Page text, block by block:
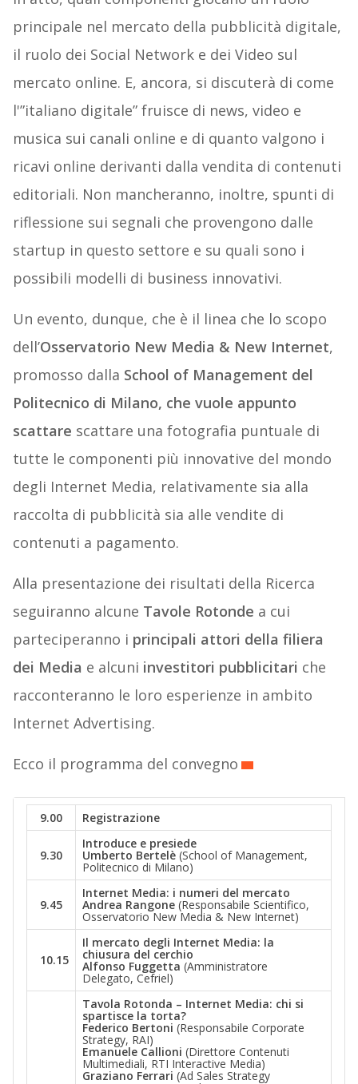
principale nel mercato della pubblicità digitale,
il ruolo dei Social Network e dei Video sul
mercato online. E, ancora, si discuterà di come
l'”italiano digitale” fruisce di news, video e
musica sui canali online e di quanto valgono i
ricavi online derivanti dalla vendita di contenuti
editoriali. Non mancheranno, inoltre, spunti di
riflessione sui segnali che provengono dalle
startup in questo settore e su quali sono i
possibili modelli di business innovativi.
Un evento, dunque, che è il linea che lo scopo
dell’Osservatorio New Media & New Internet,
promosso dalla School of Management del
Politecnico di Milano, che vuole appunto
scattare scattare una fotografia puntuale di
tutte le componenti più innovative del mondo
degli Internet Media, relativamente sia alla
raccolta di pubblicità sia alle vendite di
contenuti a pagamento.
Alla presentazione dei risultati della Ricerca
seguiranno alcune Tavole Rotonde a cui
parteciperanno i principali attori della filiera
dei Media e alcuni investitori pubblicitari che
racconteranno le loro esperienze in ambito
Internet Advertising.
Ecco il programma del convegno
9.00 Registrazione
9.30
Introduce e presiede
Umberto Bertelè(School of Management,
Politecnico di Milano)
9.45
Internet Media: i numeri del mercato
Andrea Rangone (Responsabile Scientifico,
Osservatorio New Media & New Internet)
10.15
Il mercato degli Internet Media: la
chiusura del cerchio
Alfonso Fuggetta (Amministratore
Delegato, Cefriel)
Tavola Rotonda – Internet Media: chi si
spartisce la torta?
Federico Bertoni (Responsabile Corporate
Strategy, RAI)
Emanuele Callioni (Direttore Contenuti
Multimediali, RTI Interactive Media)
Graziano Ferrari (Ad Sales Strategy